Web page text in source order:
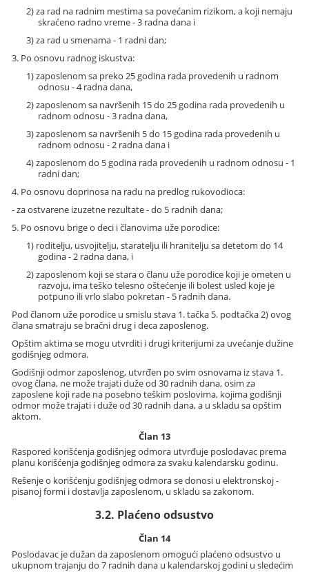
2) za rad na radnim mestima sa povećanim rizikom, a koji nemaju
skraćeno radno vreme - 3 radna dana i
3) za rad u smenama - 1 radni dan;
3. Po osnovu radnog iskustva:
1) zaposlenom sa preko 25 godina rada provedenih u radnom
odnosu - 4 radna dana,
2) zaposlenom sa navršenih 15 do 25 godina rada provedenih u
radnom odnosu - 3 radna dana,
3) zaposlenom sa navršenih 5 do 15 godina rada provedenih u
radnom odnosu - 2 radna dana i
4) zaposlenom do 5 godina rada provedenih u radnom odnosu - 1
radni dan;
4. Po osnovu doprinosa na radu na predlog rukovodioca:
- za ostvarene izuzetne rezultate - do 5 radnih dana;
5. Po osnovu brige o deci i članovima uže porodice:
1) roditelju, usvojitelju, staratelju ili hranitelju sa detetom do 14
godina - 2 radna dana, i
2) zaposlenom koji se stara o članu uže porodice koji je ometen u
razvoju, ima teško telesno oštećenje ili bolest usled koje je
potpuno ili vrlo slabo pokretan - 5 radnih dana.
Pod članom uže porodice u smislu stava 1. tačka 5. podtačka 2) ovog
člana smatraju se bračni drug i deca zaposlenog.
Opštim aktima se mogu utvrditi i drugi kriterijumi za uvećanje dužine
godišnjeg odmora.
Godišnji odmor zaposlenog, utvrđen po svim osnovama iz stava 1.
ovog člana, ne može trajati duže od 30 radnih dana, osim za
zaposlene koji rade na posebno teškim poslovima, kojima godišnji
odmor može trajati i duže od 30 radnih dana, a u skladu sa opštim
aktom.
Član 13
Raspored korišćenja godišnjeg odmora utvrđuje poslodavac prema
planu korišćenja godišnjeg odmora za svaku kalendarsku godinu.
Rešenje o korišćenju godišnjeg odmora se donosi u elektronskoj -
pisanoj formi i dostavlja zaposlenom, u skladu sa zakonom.
3.2. Plaćeno odsustvo
Član 14
Poslodavac je dužan da zaposlenom omogući plaćeno odsustvo u
ukupnom trajanju do 7 radnih dana u kalendarskoj godini u sledećim